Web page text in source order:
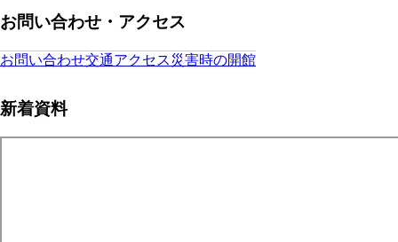
お問い合わせ・アクセス
お問い合わせ交通アクセス災害時の開館
新着資料